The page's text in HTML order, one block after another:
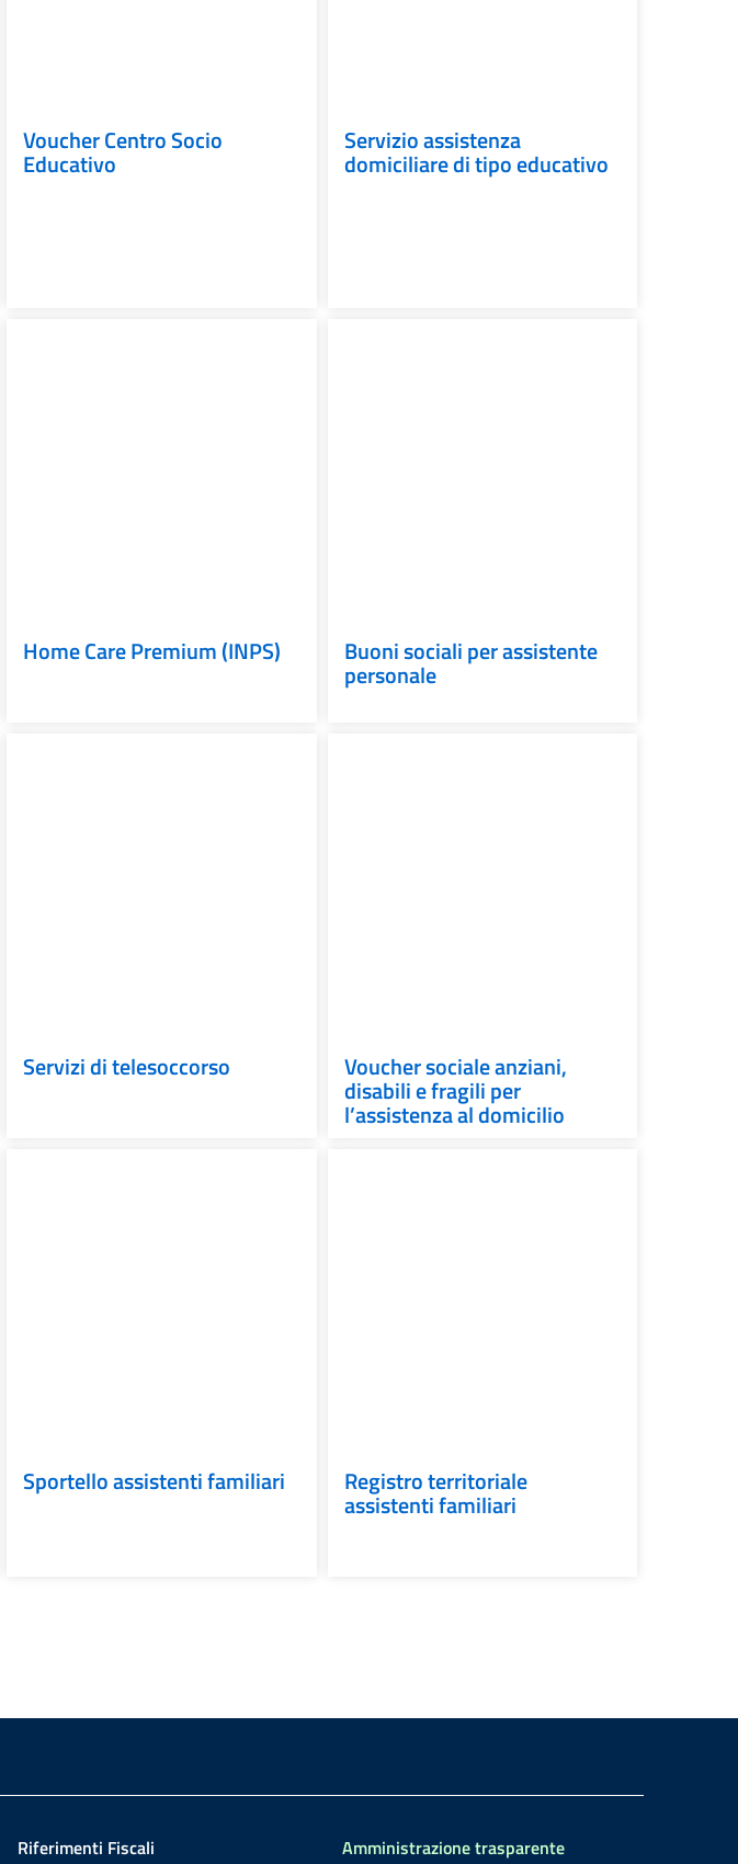
Voucher Centro Socio
Educativo
Servizio assistenza
domiciliare di tipo educativo
Home Care Premium (INPS) Buoni sociali per assistente
personale
Servizi di telesoccorso Voucher sociale anziani,
disabili e fragili per
l’assistenza al domicilio
Sportello assistenti familiari Registro territoriale
assistenti familiari
Riferimenti Fiscali Amministrazione trasparente